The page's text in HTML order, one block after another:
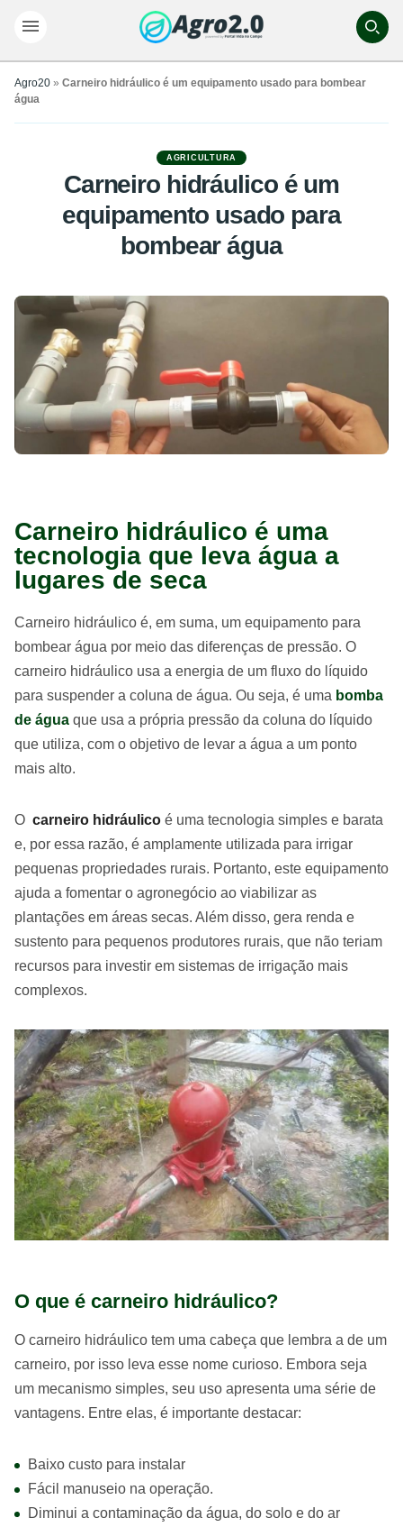
Agro20 » Carneiro hidráulico é um equipamento usado para bombear
água
AGRICULTURA
Carneiro hidráulico é um
equipamento usado para
bombear água
Carneiro hidráulico é uma
tecnologia que leva água a
lugares de seca
Carneiro hidráulico é, em suma, um equipamento para
bombear água por meio das diferenças de pressão. O
carneiro hidráulico usa a energia de um fluxo do líquido
para suspender a coluna de água. Ou seja, é uma bomba
de água que usa a própria pressão da coluna do líquido
que utiliza, com o objetivo de levar a água a um ponto
mais alto.
O carneiro hidráulico é uma tecnologia simples e barata
e, por essa razão, é amplamente utilizada para irrigar
pequenas propriedades rurais. Portanto, este equipamento
ajuda a fomentar o agronegócio ao viabilizar as
plantações em áreas secas. Além disso, gera renda e
sustento para pequenos produtores rurais, que não teriam
recursos para investir em sistemas de irrigação mais
complexos.
O que é carneiro hidráulico?
O carneiro hidráulico tem uma cabeça que lembra a de um
carneiro, por isso leva esse nome curioso. Embora seja
um mecanismo simples, seu uso apresenta uma série de
vantagens. Entre elas, é importante destacar:
Baixo custo para instalar
Fácil manuseio na operação.
Diminui a contaminação da água, do solo e do ar